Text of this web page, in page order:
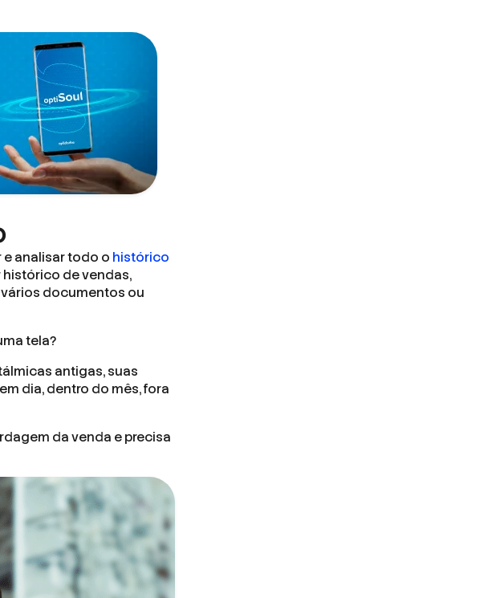
e analisar todo o histórico
histórico de vendas,
documentos ou
tela?
antigas, suas
dia, dentro do mês, fora
da venda e precisa